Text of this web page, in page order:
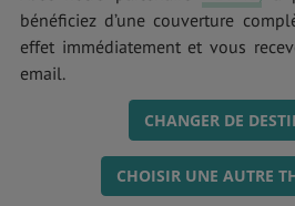
bénéficiez d’une couverture
effet immédiatement et vous
email.
CHANGER DE
CHOISIR UNE AUTRE